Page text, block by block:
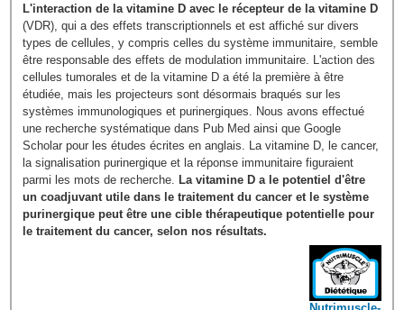
L'interaction de la vitamine D avec le récepteur de la vitamine D
(VDR), qui a des effets transcriptionnels et est affiché sur divers
types de cellules, y compris celles du système immunitaire, semble
être responsable des effets de modulation immunitaire. L'action des
cellules tumorales et de la vitamine D a été la première à être
étudiée, mais les projecteurs sont désormais braqués sur les
systèmes immunologiques et purinergiques. Nous avons effectué
une recherche systématique dans Pub Med ainsi que Google
Scholar pour les études écrites en anglais. La vitamine D, le cancer,
la signalisation purinergique et la réponse immunitaire figuraient
parmi les mots de recherche.
La vitamine D a le potentiel d'être
un coadjuvant utile dans le traitement du cancer et le système
purinergique peut être une cible thérapeutique potentielle pour
le traitement du cancer, selon nos résultats.